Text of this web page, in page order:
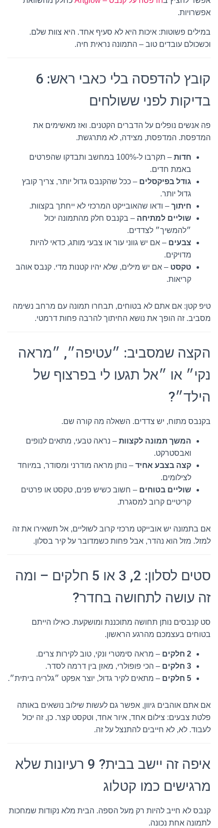
אפשרויות.
במילים פשוטות: איכות היא לא סעיף אחד. היא צוות שלם.
וכשכולם עובדים טוב – התמונה נראית חיה.
קובץ להדפסה בלי כאבי ראש: 6
בדיקות לפני ששולחים
פה אנשים נופלים על הדברים הקטנים. ואז מאשימים את
המדפסת. המדפסת, מצידה, לא מתרגשת.
חדות
– תקרבו ל-100% במחשב ותבדקו שהפרטים
באמת חדים.
גודל בפיקסלים – ככל שהקנבס גדול יותר, צריך קובץ
גדול יותר.
חיתוך – ודאו שהאובייקט המרכזי לא ייחתך בקצוות.
שוליים למתיחה – בקנבס חלק מהתמונה יכול
״להמשיך״ לצדדים.
צבעים – אם יש גווני עור או צבעי מותג, כדאי להיות
מדויקים.
טקסט – אם יש מילים, שלא יהיו קטנות מדי. קנבס אוהב
קריאות.
טיפ קטן: אם אתם לא בטוחים, תבחרו תמונה עם מרחב נשימה
מסביב. זה הופך את נושא החיתוך להרבה פחות דרמטי.
הקצה שמסביב: ״עטיפה״, ״מראה
נקי״ או ״אל תגעו לי בפרצוף של
הילד״?
בקנבס מתוח, יש צדדים. השאלה מה קורה שם.
המשך תמונה לקצוות – נראה טבעי, מתאים לנופים
ואבסטרקט.
קצה בצבע אחיד – נותן מראה מודרני ומסודר, במיוחד
לצילומים.
שוליים בטוחים – חשוב כשיש פנים, טקסט או פרטים
קריטיים קרוב למסגרת.
אם בתמונה יש אובייקט מרכזי קרוב לשוליים, אל תשאירו את זה
למזל. מזל הוא נהדר, אבל פחות כשמדובר על קיר בסלון.
סטים לסלון: 2, 3 או 5 חלקים – ומה
זה עושה לתחושה בחדר?
סט קנבסים נותן תחושה מתוכננת ומושקעת. כאילו הייתם
בטוחים בעצמכם מהרגע הראשון.
2 חלקים
– מראה סימטרי ונקי, טוב לקירות צרים.
3 חלקים
– הכי פופולרי, מאזן בין דרמה לסדר.
5 חלקים
– מתאים לקיר גדול, יוצר אפקט ״גלריה ביתית״.
אם אתם אוהבים גיוון, אפשר גם לעשות שילוב נושאים באותה
פלטת צבעים: צילום אחד, איור אחד, וטקסט קצר. כן, זה יכול
לעבוד. לא, לא חייבים להתנצל על זה.
איפה זה יישב בבית? 9 רעיונות שלא
מרגישים כמו קטלוג
קנבס לא חייב להיות רק מעל הספה. הבית מלא נקודות שמחכות
לתמונה אחת נכונה.